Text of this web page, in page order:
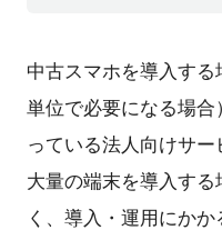
中古スマホを導入す
単位で必要になる場
っている法人向けサー
大量の端末を導入す
く、導入・運用にか